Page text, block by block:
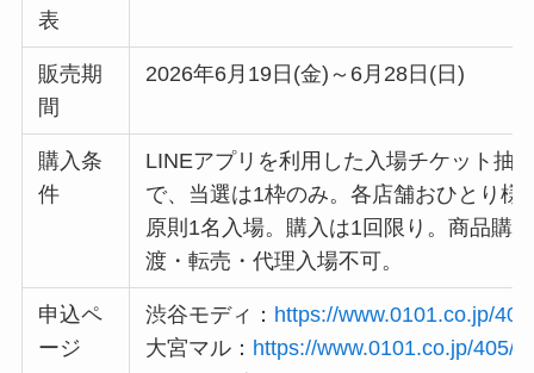
表
販売期
間
2026年6月19日(金)～6月28日(日)
購入条
件
LINEアプリを利用した入場チケット抽
で、当選は1枠のみ。各店舗おひとり
原則1名入場。購入は1回限り。商品購
渡・転売・代理入場不可。
申込ペ
ージ
渋谷モディ： https://www.0101.co.jp/
大宮マル： https://www.0101.co.jp/405/